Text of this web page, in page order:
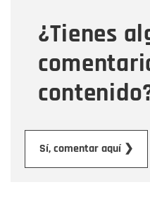
¿Tienes
Sí, comentar aquí ❯
Mensaje